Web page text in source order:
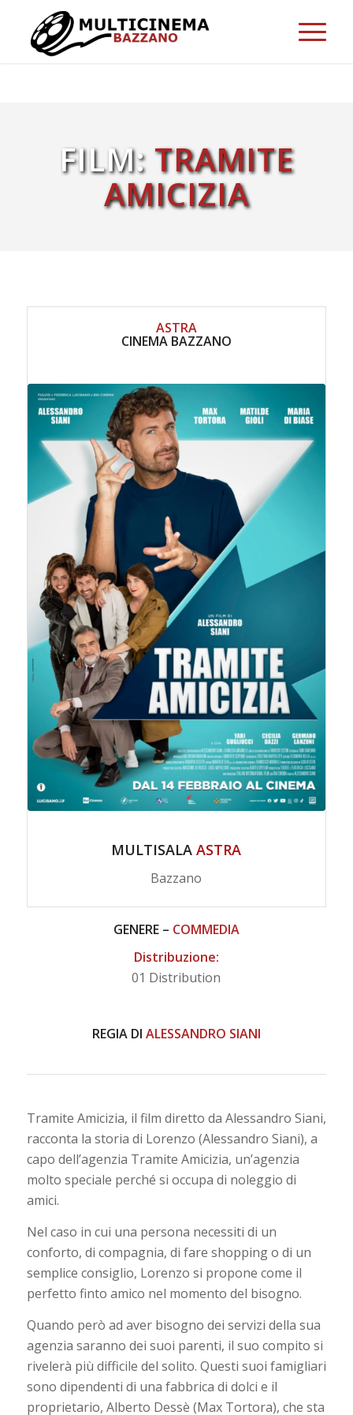
FILM: TRAMITE
AMICIZIA
ASTRA
CINEMA BAZZANO
MULTISALAASTRA
Bazzano
GENERE – COMMEDIA
Distribuzione:
01 Distribution
REGIA DI ALESSANDRO SIANI
Tramite Amicizia, il film diretto da Alessandro Siani,
racconta la storia di Lorenzo (Alessandro Siani), a
capo dell’agenzia Tramite Amicizia, un’agenzia
molto speciale perché si occupa di noleggio di
amici.
Nel caso in cui una persona necessiti di un
conforto, di compagnia, di fare shopping o di un
semplice consiglio, Lorenzo si propone come il
perfetto finto amico nel momento del bisogno.
Quando però ad aver bisogno dei servizi della sua
agenzia saranno dei suoi parenti, il suo compito si
rivelerà più difficile del solito. Questi suoi famigliari
sono dipendenti di una fabbrica di dolci e il
proprietario, Alberto Dessè (Max Tortora), che sta